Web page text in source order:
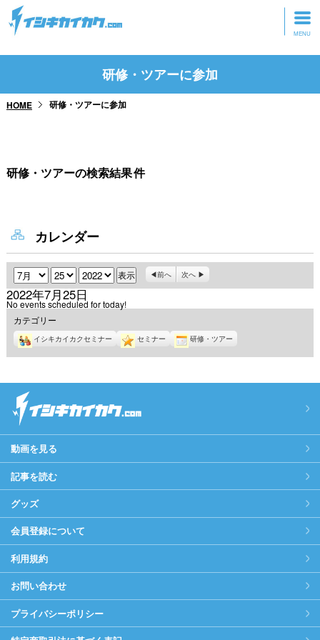
トップページ
研修・ツアーに参加
研修・ツアーに参加
HOME 研修・ツアーに参加
研修・ツアーの検索結果件
カレンダー
月 日 年 前へ 次へ
2022年7月25日
No events scheduled for today!
カテゴリー
イシキカイカクセミナー セミナー 研修・ツアー
動画を見る
記事を読む
グッズ
会員登録について
利用規約
お問い合わせ
プライバシーポリシー